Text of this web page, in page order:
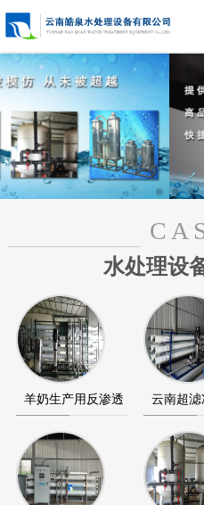
水处理设
羊奶生产用反渗透
设备-反渗透纯水…
云南超
+反渗透